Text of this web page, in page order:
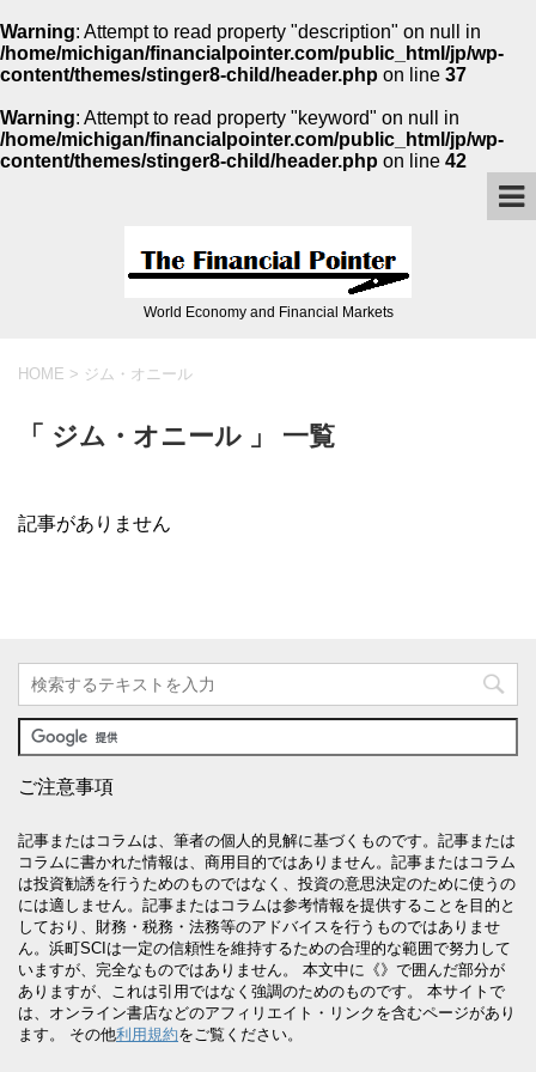
Warning: Attempt to read property "description" on null in
/home/michigan/financialpointer.com/public_html/jp/wp-
content/themes/stinger8-child/header.php on line 37
Warning: Attempt to read property "keyword" on null in
/home/michigan/financialpointer.com/public_html/jp/wp-
content/themes/stinger8-child/header.php on line 42
World Economy and Financial Markets
HOME > ジム・オニール
「 ジム・オニール 」 一覧
記事がありません
ご注意事項
記事またはコラムは、筆者の個人的見解に基づくものです。記事または
コラムに書かれた情報は、商用目的ではありません。記事またはコラム
は投資勧誘を行うためのものではなく、投資の意思決定のために使うの
には適しません。記事またはコラムは参考情報を提供することを目的と
しており、財務・税務・法務等のアドバイスを行うものではありませ
ん。浜町SCIは一定の信頼性を維持するための合理的な範囲で努力して
いますが、完全なものではありません。 本文中に《》で囲んだ部分が
ありますが、これは引用ではなく強調のためのものです。 本サイトで
は、オンライン書店などのアフィリエイト・リンクを含むページがあり
ます。 その他利用規約をご覧ください。